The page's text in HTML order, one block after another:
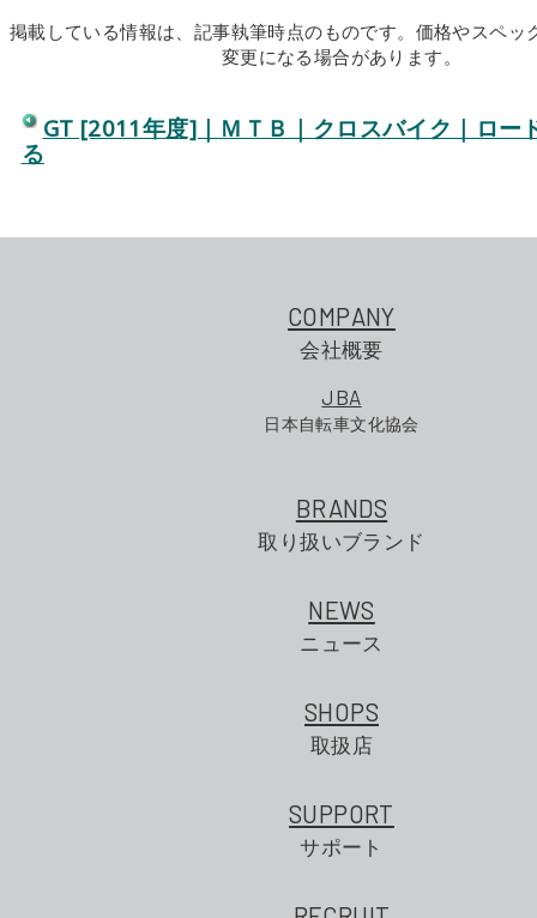
掲載している情報は、記事執筆時点のものです。価格やスペッ
変更になる場合があります。
GT [2011年度]｜ＭＴＢ｜クロスバイク｜ロー
る
COMPANY
会社概要
JBA
日本自転車文化協会
BRANDS
取り扱いブランド
NEWS
ニュース
SHOPS
取扱店
SUPPORT
サポート